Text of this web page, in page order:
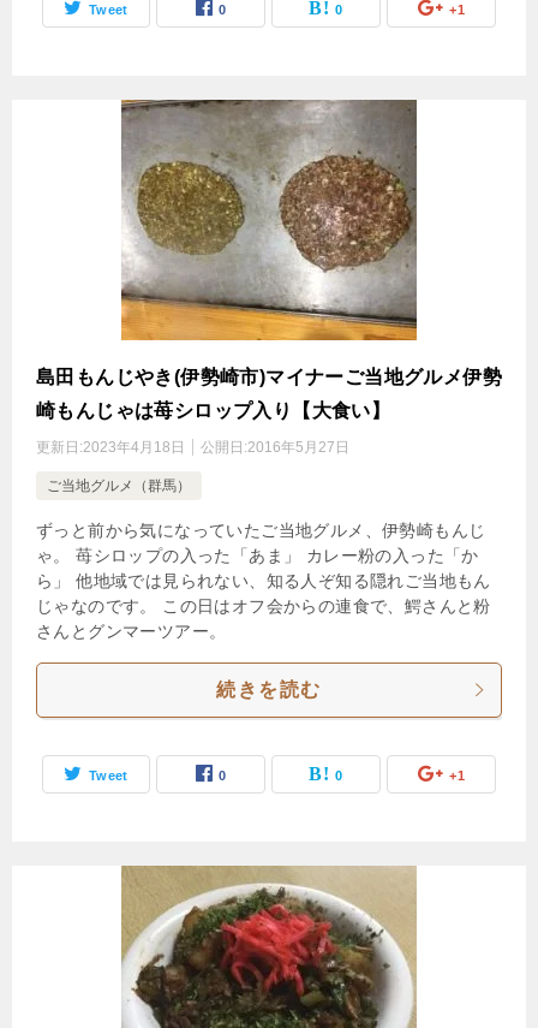
Tweet 0 0 +1
島田もんじやき(伊勢崎市)マイナーご当地グルメ伊勢
崎もんじゃは苺シロップ入り【大食い】
更新日:2023年4月18日 公開日:2016年5月27日
ご当地グルメ（群馬）
ずっと前から気になっていたご当地グルメ、伊勢崎もんじ
ゃ。 苺シロップの入った「あま」 カレー粉の入った「か
ら」 他地域では見られない、知る人ぞ知る隠れご当地もん
じゃなのです。 この日はオフ会からの連食で、鰐さんと粉
さんとグンマーツアー。
続きを読む
Tweet 0 0 +1